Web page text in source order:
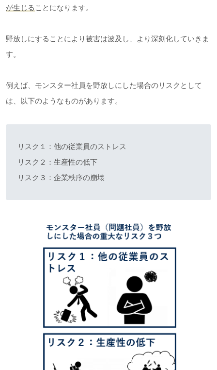
が生じる ことになります。
野放しにすることにより被害は波及し、より深刻化していきま
す。
例えば、モンスター社員を野放しにした場合のリスクとして
は、以下のようなものがあります。
リスク１：他の従業員のストレス
リスク２：生産性の低下
リスク３：企業秩序の崩壊